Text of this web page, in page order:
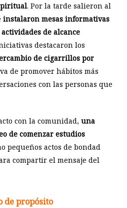
. Por la tarde salieron al
instalaron mesas informativas
de alcance
destacaron los
de cigarrillos por
de promover hábitos más
con las personas que
con la comunidad, una
de comenzar estudios
pequeños actos de bondad
compartir el mensaje del
de propósito